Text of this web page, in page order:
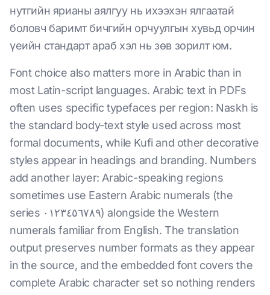
нутгийн ярианы аялгуу нь ихээхэн ялгаатай
боловч баримт бичгийн орчуулгын хувьд орчин
үеийн стандарт араб хэл нь зөв зорилт юм.
Font choice also matters more in Arabic than in
most Latin-script languages. Arabic text in PDFs
often uses specific typefaces per region: Naskh is
the standard body-text style used across most
formal documents, while Kufi and other decorative
styles appear in headings and branding. Numbers
add another layer: Arabic-speaking regions
sometimes use Eastern Arabic numerals (the
series ٠١٢٣٤٥٦٧٨٩) alongside the Western
numerals familiar from English. The translation
output preserves number formats as they appear
in the source, and the embedded font covers the
complete Arabic character set so nothing renders